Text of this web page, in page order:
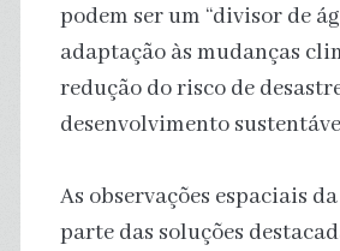
podem ser um “divisor de
adaptação às mudanças
redução do risco de
desenvolvimento
As observações espaciais
parte das soluções